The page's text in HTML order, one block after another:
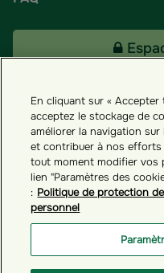
Paramètres
En cliquant sur « Accepter
acceptez le stockage de
améliorer la navigation
et contribuer à nos efforts
tout moment modifier vos
lien "Paramètres des
: Politique de protection
personnel